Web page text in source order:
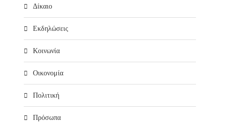
Δίκαιο
Εκδηλώσεις
Κοινωνία
Οικονομία
Πολιτική
Πρόσωπα